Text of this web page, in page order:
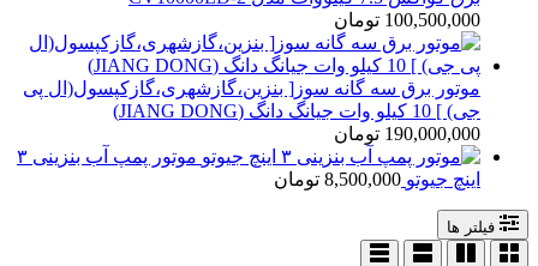
100,500,000 تومان
موتور برق سه گانه سوز[ بنزین،گازشهری،گازکپسول(ال پی
جی) ] 10 کیلو وات جیانگ دانگ (JIANG DONG)
190,000,000 تومان
موتور پمپ آب بنزینی ۳
اینچ جیوتو 8,500,000 تومان
فیلتر ها